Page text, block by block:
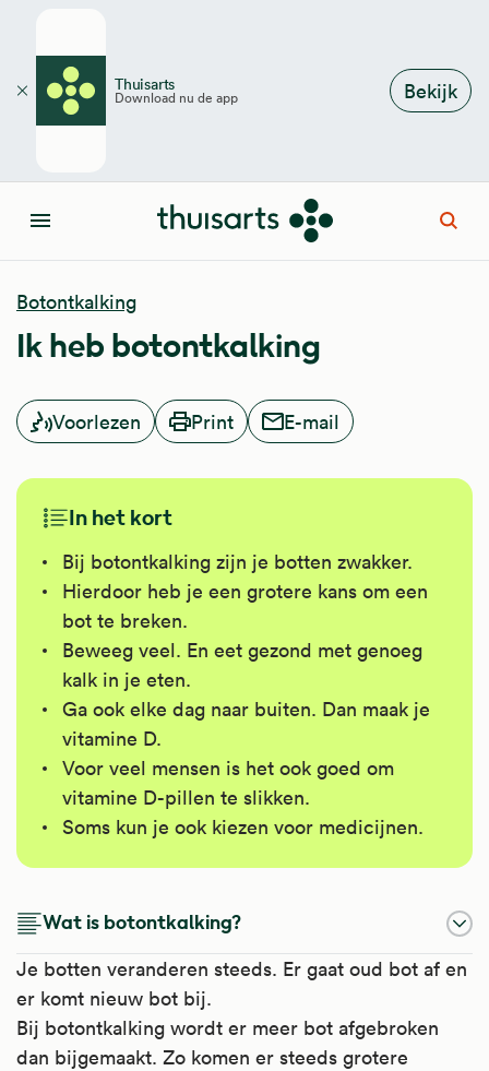
Thuisarts
Download nu de app Bekijk
Sluiten
Menu
Botontkalking
Ik heb botontkalking
Voorlezen Print E-mail
In het kort
Bij botontkalking zijn je botten zwakker.
Hierdoor heb je een grotere kans om een
bot te breken.
Beweeg veel. En eet gezond met genoeg
kalk in je eten.
Ga ook elke dag naar buiten. Dan maak je
vitamine D.
Voor veel mensen is het ook goed om
vitamine D-pillen te slikken.
Soms kun je ook kiezen voor medicijnen.
Wat is botontkalking?
Je botten veranderen steeds. Er gaat oud bot af en
er komt nieuw bot bij.
Bij botontkalking wordt er meer bot afgebroken
dan bijgemaakt. Zo komen er steeds grotere